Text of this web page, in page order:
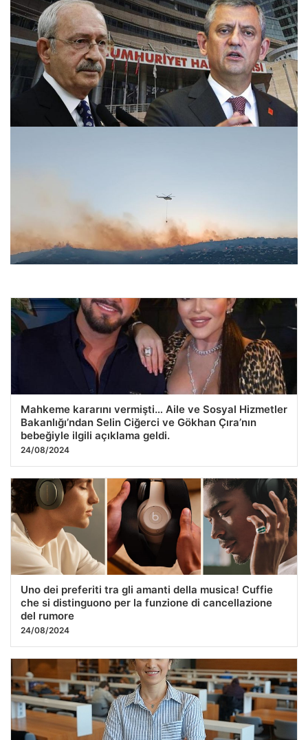
İzmir’deki orman yangını kontrol altına alındı
26.07.2026 08:00
Mahkeme kararını vermişti… Aile ve Sosyal Hizmetler
Bakanlığı’ndan Selin Ciğerci ve Gökhan Çıra’nın
bebeğiyle ilgili açıklama geldi.
24/08/2024
Uno dei preferiti tra gli amanti della musica! Cuffie
che si distinguono per la funzione di cancellazione
del rumore
24/08/2024